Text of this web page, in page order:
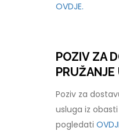
OVDJE.
POZIV ZA
PRUŽANJE
Poziv za
usluga iz
pogledati